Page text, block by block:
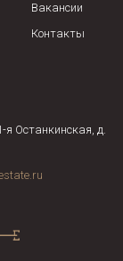
элементы
состояние
Вакансии
Контакты
я Останкинская, д.